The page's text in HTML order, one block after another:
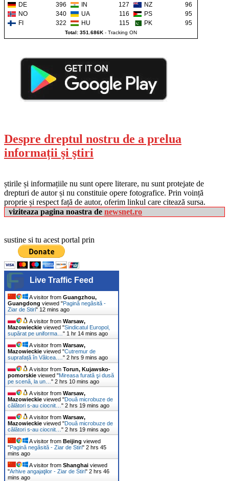
DE
396 IN 127 NZ
96
NO
340 UA 116 PS
95
FI
322 HU 115 PK 95
Total: 351.686K - Tracking ON
Despre dreptul nostru de a prelua
informații şi ştiri
știrile și informațiile nu sunt opere literare, nu sunt protejate de
drepturi de autor și nu constituie opere fotografice. Prin voință
proprie și respect față de autor, oferim linkul care citează sursa.
viziteaza pagina noastra de newsnet.ro
sustine si tu acest portal prin
Live Traffic Feed
A visitor from Guangzhou,
Guangdong viewed "Pagină negăsită -
Ziar de Stiri" 12 mins ago
A visitor from Warsaw,
Mazowieckie viewed "Sindicatul Europol,
supărat pe uniforma… " 1 hr 14 mins ago
A visitor from Warsaw,
Mazowieckie viewed "Cutremur de
suprafață în Vâlcea.… " 2 hrs 9 mins ago
A visitor from Torun, Kujawsko-
pomorskie viewed "Mireasa furată şi dusă
pe scenă, la un… " 2 hrs 10 mins ago
A visitor from Warsaw,
Mazowieckie viewed "Două microbuze de
călători s-au ciocnit… " 2 hrs 19 mins ago
A visitor from Warsaw,
Mazowieckie viewed "Două microbuze de
călători s-au ciocnit… " 2 hrs 19 mins ago
A visitor from Beijing viewed
"Pagină negăsită - Ziar de Stiri" 2 hrs 45
mins ago
A visitor from Shanghai viewed
"Arhive angajaţilor - Ziar de Stiri" 2 hrs 47
mins ago